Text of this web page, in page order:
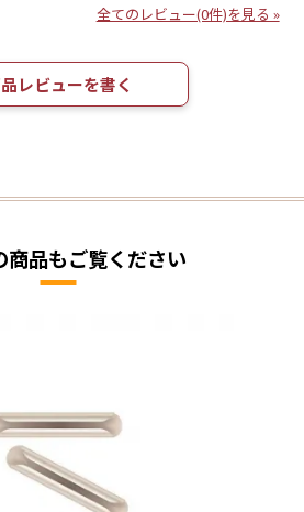
全てのレビュー(0件)を見る »
レビューを書く
商品もご覧ください